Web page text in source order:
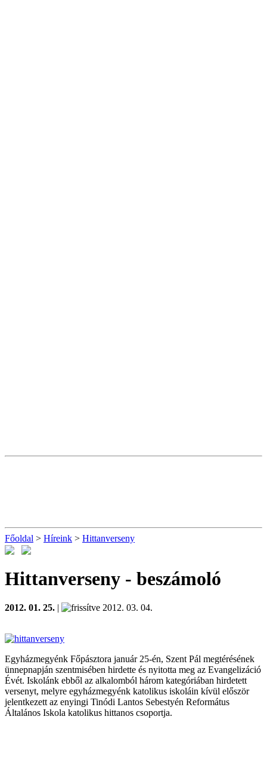
Főoldal > Híreink > Hittanverseny
Hittanverseny - beszámoló
2012. 01. 25. | 2012. 03. 04.
Egyházmegyénk Főpásztora január 25-én, Szent Pál megtérésének
ünnepnapján szentmisében hirdette és nyitotta meg az Evangelizáció
Évét. Iskolánk ebből az alkalomból három kategóriában hirdetett
versenyt, melyre egyházmegyénk katolikus iskoláin kívül először
jelentkezett az enyingi Tinódi Lantos Sebestyén Református
Általános Iskola katolikus hittanos csoportja.